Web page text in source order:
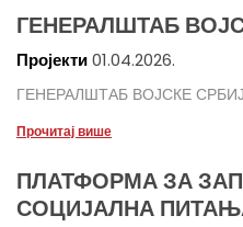
ГЕНЕРАЛШТАБ
Пројекти01.04.2026.
ГЕНЕРАЛШТАБ ВОЈСКЕ
Прочитај више
ПЛАТФОРМА ЗА
СОЦИЈАЛНА